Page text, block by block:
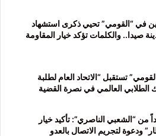
في “القومي” تحيي ذكرى استشهاد
صيدا.. والكلمات تؤكد خيار المقاومة
تستقبل “الاتحاد العام لطلبة
الطلابي العالمي في نصرة القضية
“الشعبي الناصري”: تأكيد خيار
ودعوة لتجريم الاتصال بالعدو